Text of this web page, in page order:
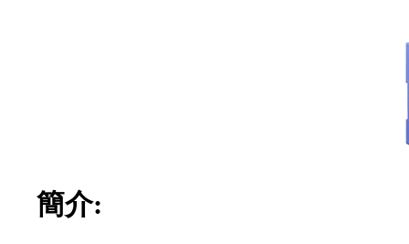
簡介: